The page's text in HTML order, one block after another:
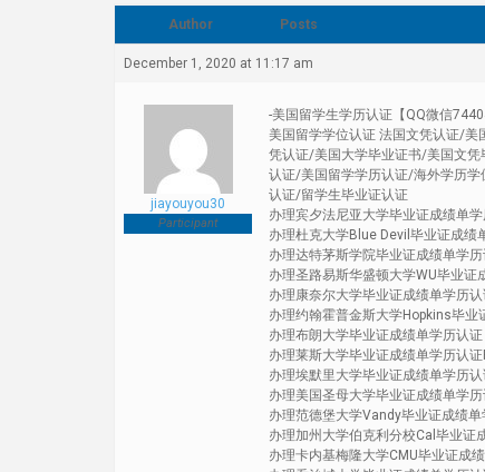
Author Posts
December 1, 2020 at 11:17 am
jiayouyou30
Participant
-美国留学生学历认证【QQ微信
美国留学学位认证 法国文凭认证/
凭认证/美国大学毕业证书/美国文
认证/美国留学学历认证/海外学历
认证/留学生毕业证认证
办理宾夕法尼亚大学毕业证成绩单
办理杜克大学Blue Devil毕业证成绩
办理达特茅斯学院毕业证成绩单学
办理圣路易斯华盛顿大学WU毕业
办理康奈尔大学毕业证成绩单学历
办理约翰霍普金斯大学Hopkins毕
办理布朗大学毕业证成绩单学历认
办理莱斯大学毕业证成绩单学历认
办理埃默里大学毕业证成绩单学历
办理美国圣母大学毕业证成绩单学
办理范德堡大学Vandy毕业证成绩
办理加州大学伯克利分校Cal毕业
办理卡内基梅隆大学CMU毕业证成